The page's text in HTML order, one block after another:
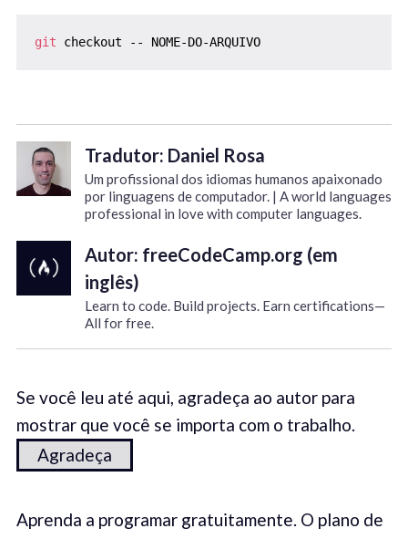
git checkout -- NOME-DO-ARQUIVO
Tradutor: Daniel Rosa
Um profissional dos idiomas humanos apaixonado
por linguagens de computador. | A world languages
professional in love with computer languages.
Autor: freeCodeCamp.org (em
inglês)
Learn to code. Build projects. Earn certifications—
All for free.
Se você leu até aqui, agradeça ao autor para
mostrar que você se importa com o trabalho.
Agradeça
Aprenda a programar gratuitamente. O plano de